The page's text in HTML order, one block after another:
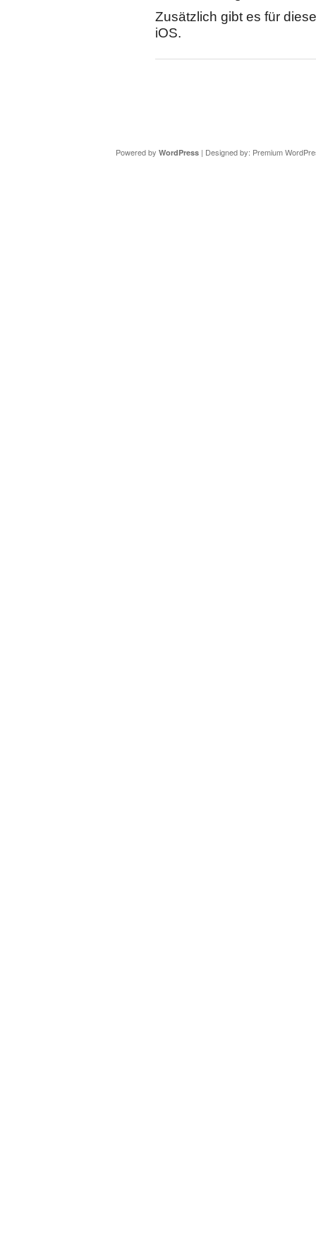
Zusätzlich gibt es für
iOS.
Powered by WordPress| Designed by: Premium